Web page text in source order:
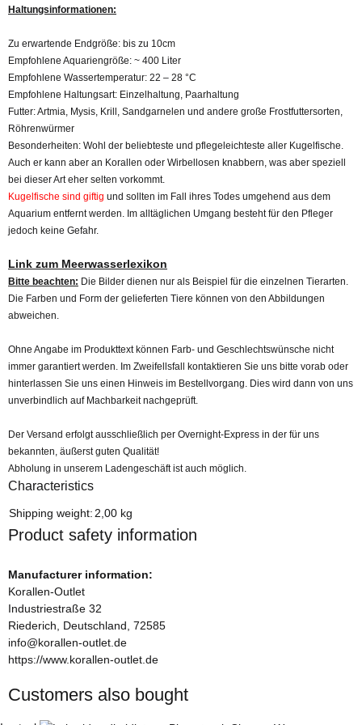
Haltungsinformationen:
Zu erwartende Endgröße: bis zu 10cm
Empfohlene Aquariengröße: ~ 400 Liter
Empfohlene Wassertemperatur: 22 – 28 °C
Empfohlene Haltungsart: Einzelhaltung, Paarhaltung
Futter:Artmia, Mysis, Krill, Sandgarnelen und andere große Frostfuttersorten,
Röhrenwürmer
Besonderheiten: Wohl der beliebteste und pflegeleichteste aller Kugelfische.
Auch er kann aber an Korallen oder Wirbellosen knabbern, was aber speziell
bei dieser Art eher selten vorkommt.
Kugelfische sind giftig und sollten im Fall ihres Todes umgehend aus dem
Aquarium entfernt werden. Im alltäglichen Umgang besteht für den Pfleger
jedoch keine Gefahr.
Link zum Meerwasserlexikon
Bitte beachten: Die Bilder dienen nur als Beispiel für die einzelnen Tierarten.
Die Farben und Form der gelieferten Tiere können von den Abbildungen
abweichen.
Ohne Angabe im Produkttext können Farb- und Geschlechtswünsche nicht
immer garantiert werden. Im Zweifellsfall kontaktieren Sie uns bitte vorab oder
hinterlassen Sie uns einen Hinweis im Bestellvorgang. Dies wird dann von uns
unverbindlich auf Machbarkeit nachgeprüft.
Der Versand erfolgt ausschließlich per Overnight-Express in der für uns
bekannten, äußerst guten Qualität!
Abholung in unserem Ladengeschäft ist auch möglich.
Characteristics
Item information
Value
Shipping weight:2,00 kg
Product safety information
Manufacturer information:
Korallen-Outlet
Industriestraße 32
Riederich, Deutschland, 72585
info@korallen-outlet.de
https://www.korallen-outlet.de
Customers also bought